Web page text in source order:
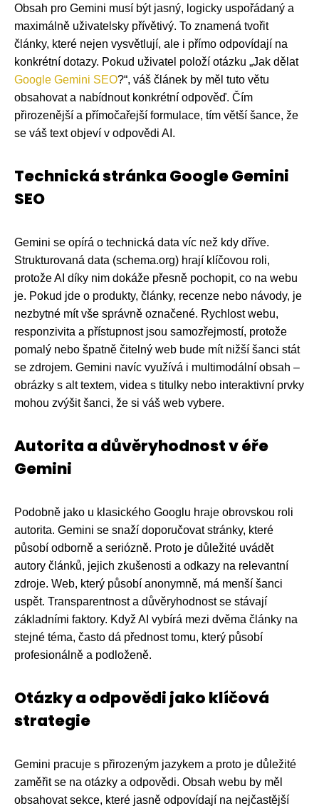
Obsah pro Gemini musí být jasný, logicky uspořádaný a
maximálně uživatelsky přívětivý. To znamená tvořit
články, které nejen vysvětlují, ale i přímo odpovídají na
konkrétní dotazy. Pokud uživatel položí otázku „Jak dělat
Google Gemini SEO?“, váš článek by měl tuto větu
obsahovat a nabídnout konkrétní odpověď. Čím
přirozenější a přímočařejší formulace, tím větší šance, že
se váš text objeví v odpovědi AI.
Technická stránka Google Gemini
SEO
Gemini se opírá o technická data víc než kdy dříve.
Strukturovaná data (schema.org) hrají klíčovou roli,
protože AI díky nim dokáže přesně pochopit, co na webu
je. Pokud jde o produkty, články, recenze nebo návody, je
nezbytné mít vše správně označené. Rychlost webu,
responzivita a přístupnost jsou samozřejmostí, protože
pomalý nebo špatně čitelný web bude mít nižší šanci stát
se zdrojem. Gemini navíc využívá i multimodální obsah –
obrázky s alt textem, videa s titulky nebo interaktivní prvky
mohou zvýšit šanci, že si váš web vybere.
Autorita a důvěryhodnost v éře
Gemini
Podobně jako u klasického Googlu hraje obrovskou roli
autorita. Gemini se snaží doporučovat stránky, které
působí odborně a seriózně. Proto je důležité uvádět
autory článků, jejich zkušenosti a odkazy na relevantní
zdroje. Web, který působí anonymně, má menší šanci
uspět. Transparentnost a důvěryhodnost se stávají
základními faktory. Když AI vybírá mezi dvěma články na
stejné téma, často dá přednost tomu, který působí
profesionálně a podloženě.
Otázky a odpovědi jako klíčová
strategie
Gemini pracuje s přirozeným jazykem a proto je důležité
zaměřit se na otázky a odpovědi. Obsah webu by měl
obsahovat sekce, které jasně odpovídají na nejčastější